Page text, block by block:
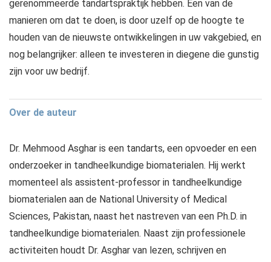
gerenommeerde tandartspraktijk hebben. Een van de
manieren om dat te doen, is door uzelf op de hoogte te
houden van de nieuwste ontwikkelingen in uw vakgebied, en
nog belangrijker: alleen te investeren in diegene die gunstig
zijn voor uw bedrijf.
Over de auteur
Dr. Mehmood Asghar is een tandarts, een opvoeder en een
onderzoeker in tandheelkundige biomaterialen. Hij werkt
momenteel als assistent-professor in tandheelkundige
biomaterialen aan de National University of Medical
Sciences, Pakistan, naast het nastreven van een Ph.D. in
tandheelkundige biomaterialen. Naast zijn professionele
activiteiten houdt Dr. Asghar van lezen, schrijven en